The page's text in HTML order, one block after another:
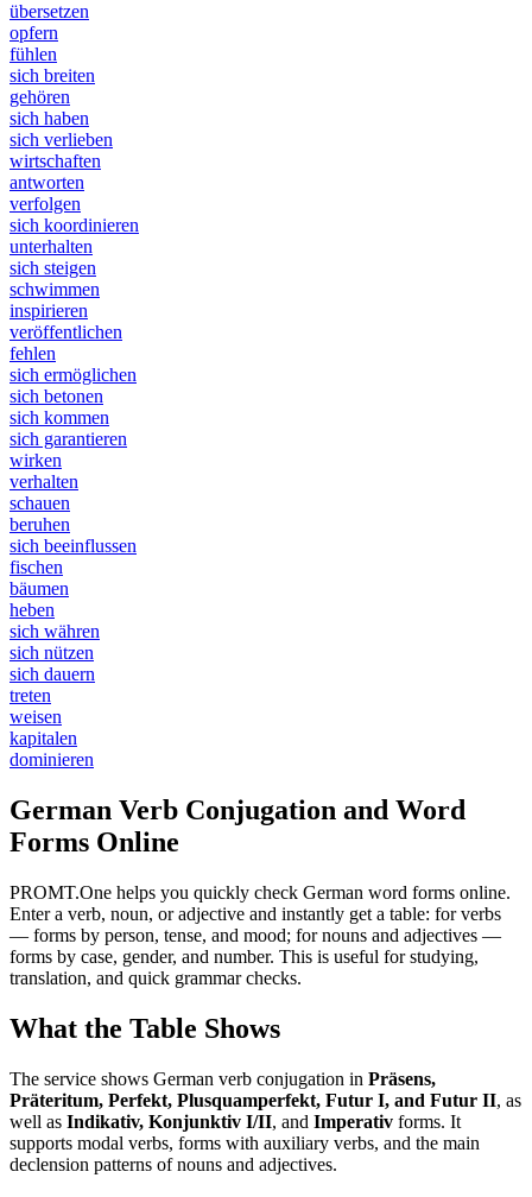
übersetzen
opfern
fühlen
sich breiten
gehören
sich haben
sich verlieben
wirtschaften
antworten
verfolgen
sich koordinieren
unterhalten
sich steigen
schwimmen
inspirieren
veröffentlichen
fehlen
sich ermöglichen
sich betonen
sich kommen
sich garantieren
wirken
verhalten
schauen
beruhen
sich beeinflussen
fischen
bäumen
heben
sich währen
sich nützen
sich dauern
treten
weisen
kapitalen
dominieren
German Verb Conjugation and Word
Forms Online
PROMT.One helps you quickly check German word forms online.
Enter a verb, noun, or adjective and instantly get a table: for verbs
— forms by person, tense, and mood; for nouns and adjectives —
forms by case, gender, and number. This is useful for studying,
translation, and quick grammar checks.
What the Table Shows
The service shows German verb conjugation in Präsens,
Präteritum, Perfekt, Plusquamperfekt, Futur I, and Futur II, as
well as Indikativ, Konjunktiv I/II, and Imperativ forms. It
supports modal verbs, forms with auxiliary verbs, and the main
declension patterns of nouns and adjectives.